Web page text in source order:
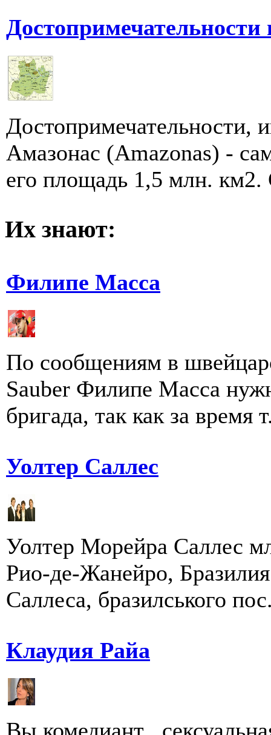
Достопримечательности,
Амазонас (Amazonas) -
его площадь 1,5 млн.
Их знают:
Филипе Масса
По сообщениям в
Sauber Филипе Масса
бригада, так как за время
Уолтер Саллес
Уолтер Морейра Саллес
Рио-де-Жанейро,
Саллеса, бразилського
Клаудия Райа